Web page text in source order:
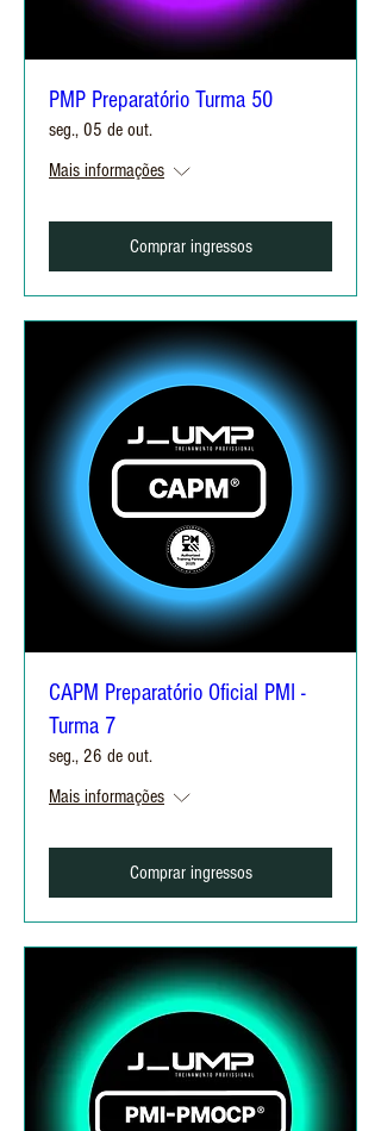
PMP Preparatório Turma 50
seg., 05 de out.
Mais informações
Comprar ingressos
CAPM Preparatório Oficial PMI -
Turma 7
seg., 26 de out.
Mais informações
Comprar ingressos